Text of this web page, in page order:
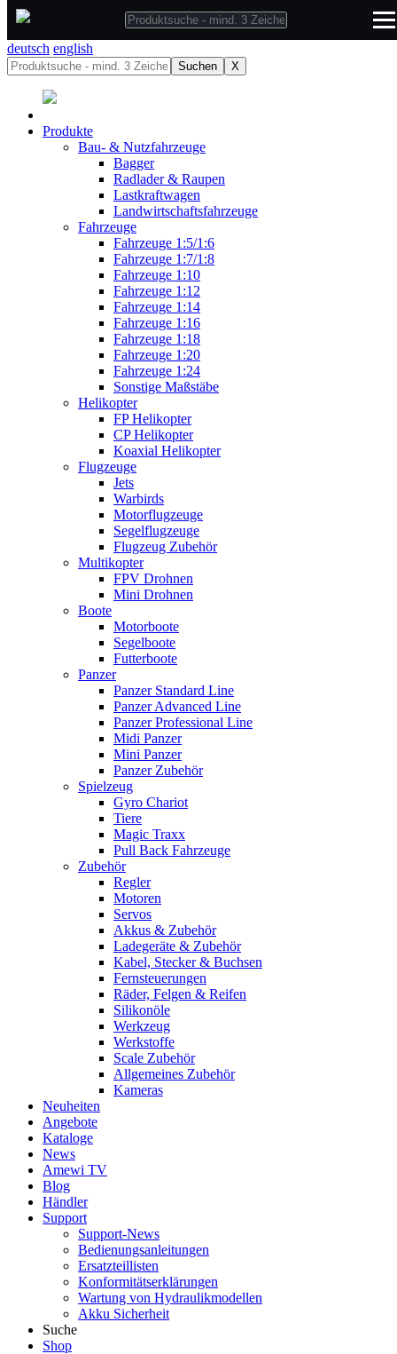
deutsch english
Suchen X
Produkte
Bau- & Nutzfahrzeuge
Bagger
Radlader & Raupen
Lastkraftwagen
Landwirtschaftsfahrzeuge
Fahrzeuge
Fahrzeuge 1:5/1:6
Fahrzeuge 1:7/1:8
Fahrzeuge 1:10
Fahrzeuge 1:12
Fahrzeuge 1:14
Fahrzeuge 1:16
Fahrzeuge 1:18
Fahrzeuge 1:20
Fahrzeuge 1:24
Sonstige Maßstäbe
Helikopter
FP Helikopter
CP Helikopter
Koaxial Helikopter
Flugzeuge
Jets
Warbirds
Motorflugzeuge
Segelflugzeuge
Flugzeug Zubehör
Multikopter
FPV Drohnen
Mini Drohnen
Boote
Motorboote
Segelboote
Futterboote
Panzer
Panzer Standard Line
Panzer Advanced Line
Panzer Professional Line
Midi Panzer
Mini Panzer
Panzer Zubehör
Spielzeug
Gyro Chariot
Tiere
Magic Traxx
Pull Back Fahrzeuge
Zubehör
Regler
Motoren
Servos
Akkus & Zubehör
Ladegeräte & Zubehör
Kabel, Stecker & Buchsen
Fernsteuerungen
Räder, Felgen & Reifen
Silikonöle
Werkzeug
Werkstoffe
Scale Zubehör
Allgemeines Zubehör
Kameras
Neuheiten
Angebote
Kataloge
News
Amewi TV
Blog
Händler
Support
Support-News
Bedienungsanleitungen
Ersatzteillisten
Konformitätserklärungen
Wartung von Hydraulikmodellen
Akku Sicherheit
Suche
Shop